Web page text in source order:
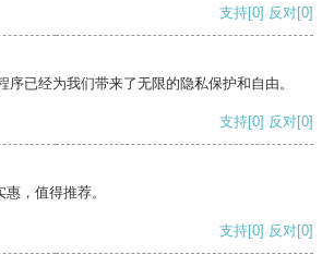
支持[0] 反对[0]
序已经为我们带来了无限的隐私保护和自由。
支持[0] 反对[0]
，值得推荐。
支持[0] 反对[0]